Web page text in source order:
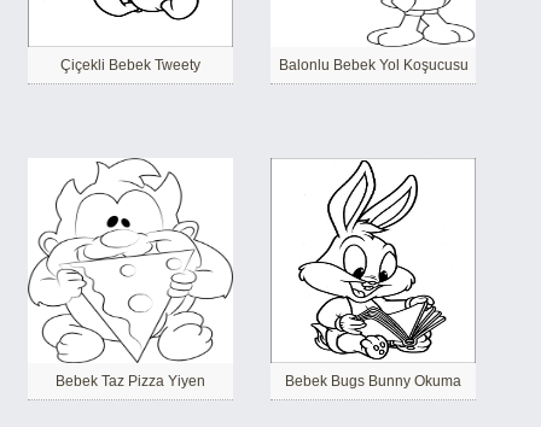
Çiçekli Bebek Tweety Balonlu Bebek Yol Koşucusu
Bebek Taz Pizza Yiyen Bebek Bugs Bunny Okuma